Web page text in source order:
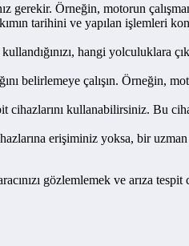
gerekir. Örneğin, motorun
tarihini ve yapılan işlemleri
hangi yolculuklara
çalışın. Örneğin,
cihazlarını kullanabilirsiniz. Bu
erişiminiz yoksa, bir
gözlemlemek ve arıza